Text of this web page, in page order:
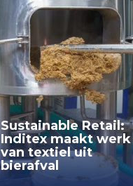
Sustainable Retail:
Inditex maakt werk
van textiel uit
bierafval